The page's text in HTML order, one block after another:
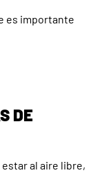
es importante
DE
al aire libre,